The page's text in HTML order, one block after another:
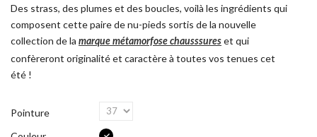
Des strass, des plumes et des boucles, voilà les ingrédients qui
composent cette paire de nu-pieds sortis de la nouvelle
collection de la marque métamorfose chausssures et qui
confèreront originalité et caractère à toutes vos tenues cet
été !
Pointure